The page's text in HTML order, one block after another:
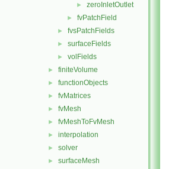
► zeroInletOutlet
► fvPatchField
► fvsPatchFields
► surfaceFields
► volFields
► finiteVolume
► functionObjects
► fvMatrices
► fvMesh
► fvMeshToFvMesh
► interpolation
► solver
► surfaceMesh